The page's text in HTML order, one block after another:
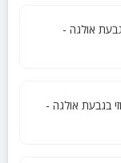
אולגה -
בגבעת אולגה -